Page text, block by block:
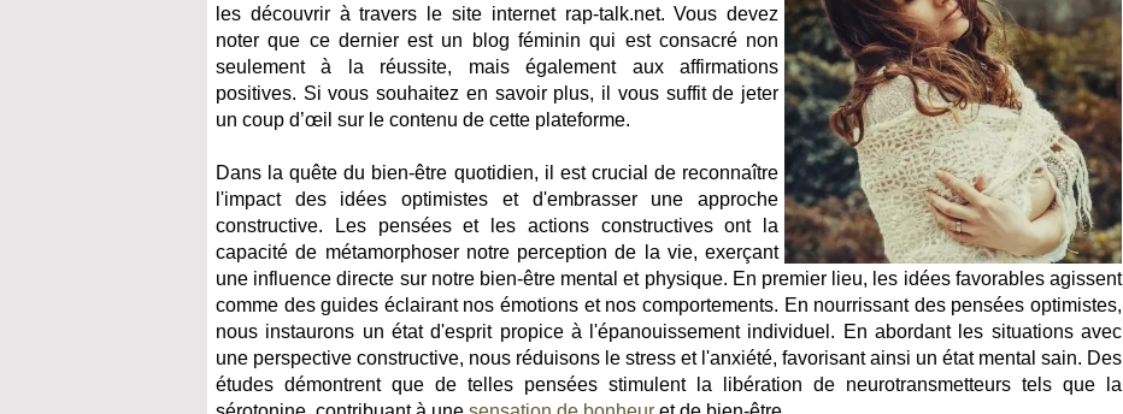
les découvrir à travers le site internet rap-talk.net. Vous devez
noter que ce dernier est un blog féminin qui est consacré non
seulement à la réussite, mais également aux affirmations
positives. Si vous souhaitez en savoir plus, il vous suffit de jeter
un coup d’œil sur le contenu de cette plateforme.
Dans la quête du bien-être quotidien, il est crucial de reconnaître
l'impact des idées optimistes et d'embrasser une approche
constructive. Les pensées et les actions constructives ont la
capacité de métamorphoser notre perception de la vie, exerçant
une influence directe sur notre bien-être mental et physique. En premier lieu, les idées favorables agissent
comme des guides éclairant nos émotions et nos comportements. En nourrissant des pensées optimistes,
nous instaurons un état d'esprit propice à l'épanouissement individuel. En abordant les situations avec
une perspective constructive, nous réduisons le stress et l'anxiété, favorisant ainsi un état mental sain. Des
études démontrent que de telles pensées stimulent la libération de neurotransmetteurs tels que la